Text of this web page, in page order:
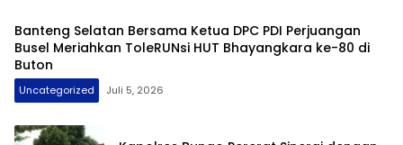
Banteng Selatan Bersama Ketua DPC PDI Perjuangan
Busel Meriahkan ToleRUNsi HUT Bhayangkara ke-80 di
Buton
Uncategorized Juli 5, 2026